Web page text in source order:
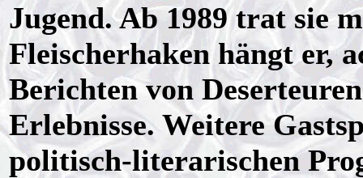
Jugend. Ab 1989 trat sie
Fleischerhaken hängt er,
Berichten von
Erlebnisse. Weitere
politisch-literarischen